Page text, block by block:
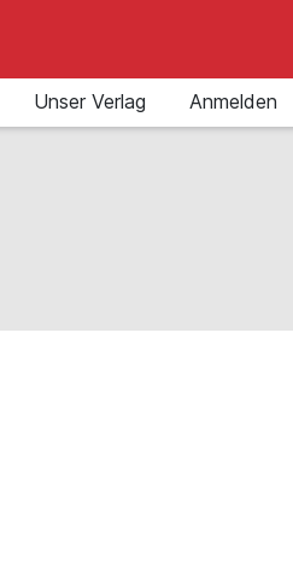
Unser Verlag Anmelden